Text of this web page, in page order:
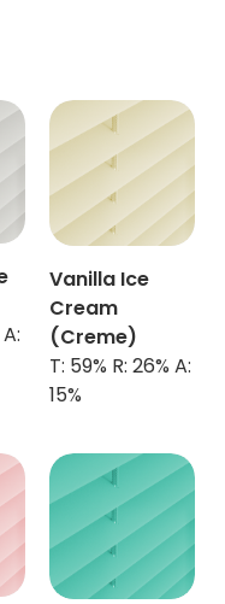
Vanilla Ice
Cream
(Creme)
T: 59% R: 26% A:
15%